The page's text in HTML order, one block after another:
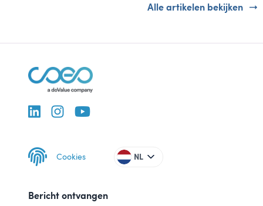
Alle artikelen bekijken
Cookies NL
Bericht ontvangen